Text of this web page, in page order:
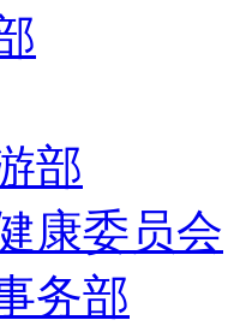
部
康委员会
务部